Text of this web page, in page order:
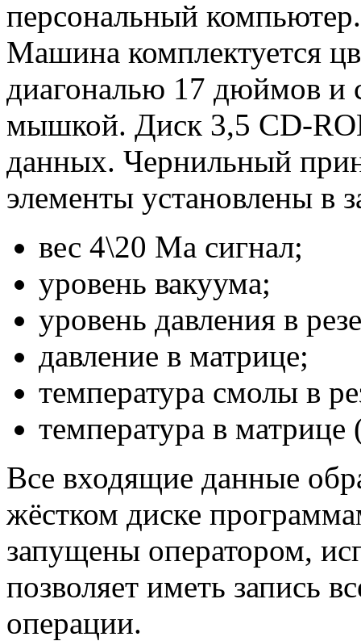
персональный
Машина комплектуется
диагональю 17 дюймов и
мышкой. Диск 3,5 CD-
данных. Чернильный
элементы установлены в
вес 4\20 Ма сигнал;
уровень вакуума;
уровень давления в
давление в матрице;
температура смолы в
температура в
Все входящие данные
жёстком диске
запущены оператором,
позволяет иметь запись
операции.